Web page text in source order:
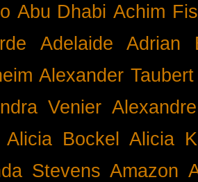
Abu Dhabi Achim
Adelaide
Adrian
Alexander Taubert
Venier
Alicia Bockel
Alicia
Stevens Amazon